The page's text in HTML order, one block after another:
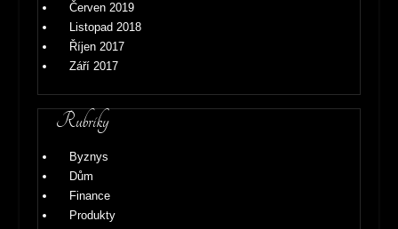
Červen 2019
Listopad 2018
Říjen 2017
Září 2017
Rubriky
Byznys
Dům
Finance
Produkty